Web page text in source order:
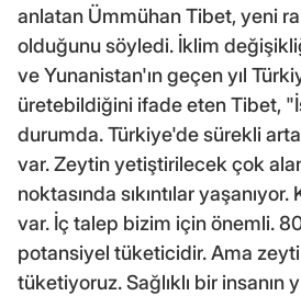
anlatan Ümmühan Tibet, yeni
olduğunu söyledi. İklim
ve Yunanistan'ın geçen yıl
üretebildiğini ifade eten Tibet,
durumda. Türkiye'de sürekli
var. Zeytin yetiştirilecek çok
noktasında sıkıntılar yaşanıyor.
var. İç talep bizim için önemli.
potansiyel tüketicidir. Ama
tüketiyoruz. Sağlıklı bir insanın